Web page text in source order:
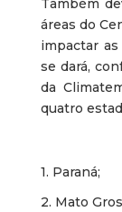
Também
áreas do
impactar
se dará,
da
quatro
1. Paraná;
2. Mato